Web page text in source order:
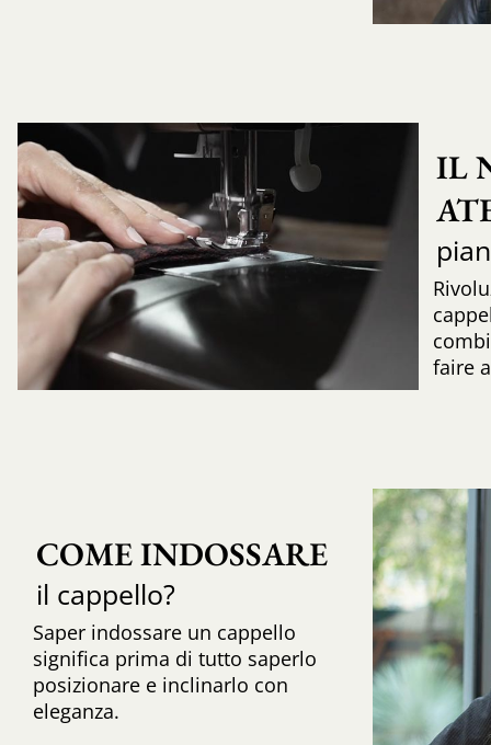
IL
faire
COME INDOSSARE
il cappello?
Saper indossare un cappello
significa prima di tutto saperlo
posizionare e inclinarlo con
eleganza.